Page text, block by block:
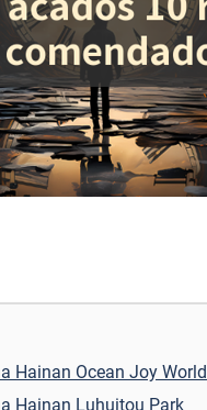
Hainan Ocean Joy World
Hainan Luhuitou Park